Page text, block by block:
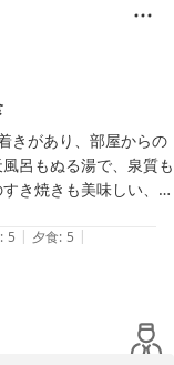
につきましてはこち
いました。
きがあり、部屋からの
呂もぬる湯で、泉質も
き焼きも美味しい、量
る良いお宿なのは間違
: 5 | 夕食: 5 |